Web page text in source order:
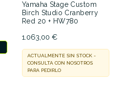
Yamaha Stage Custom
Birch Studio Cranberry
Red 20 + HW780
1.063,00 €
ACTUALMENTE SIN STOCK -
CONSULTA CON NOSOTROS
PARA PEDIRLO